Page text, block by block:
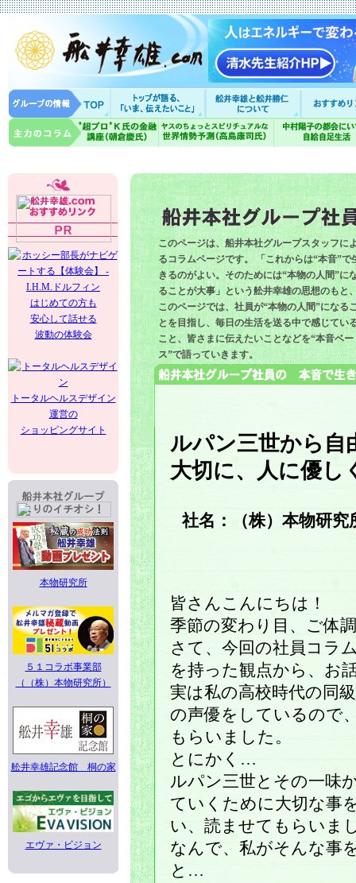
はじめての方も
安心して話せる
波動の体験会
トータルヘルスデザイン
運営の
ショッピングサイト
本物研究所
５１コラボ事業部
（（株）本物研究所）
舩井幸雄記念館 桐の家
エヴァ・ビジョン
このページは、船井本社グループスタッフに
るコラムページです。 「これからは“本音”で
きるのがよい。そのためには“本物の人間”に
ることが大事」という舩井幸雄の思想のもと
このページでは、社員が“本物の人間”になる
とを目指し、毎日の生活を送る中で感じてい
こと、皆さまに伝えたいことなどを“本音ベー
ス”で語っていきます。
ルパン三世から自
大切に、人に優し
社名：（株）本物研
皆さんこんにちは！
季節の変わり目、ご体
さて、今回の社員コラ
を持った観点から、お
実は私の高校時代の同
の声優をしているので
もらいました。
とにかく…
ルパン三世とその一味
ていくために大切な事
い、読ませてもらいま
なんで、私がそんな事
と…